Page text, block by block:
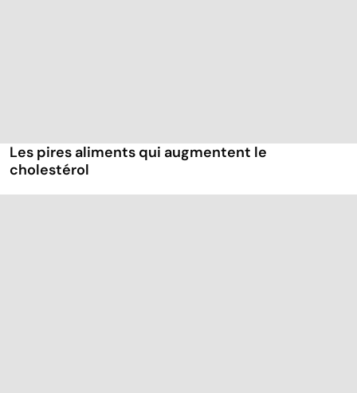
Les pires aliments qui augmentent le
cholestérol